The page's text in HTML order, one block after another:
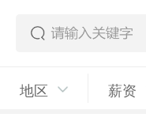
地区 薪资